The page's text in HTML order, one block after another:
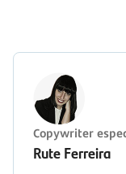
Copywriter
Rute Ferreira